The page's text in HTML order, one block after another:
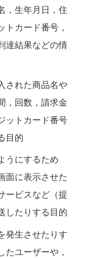
，生年月日，住
トカード番号，
達結果などの情
された商品名や
，回数，請求金
ットカード番号
目的
うにするため
面に表示させた
ービスなど（提
したりする目的
発生させたりす
たユーザーや，